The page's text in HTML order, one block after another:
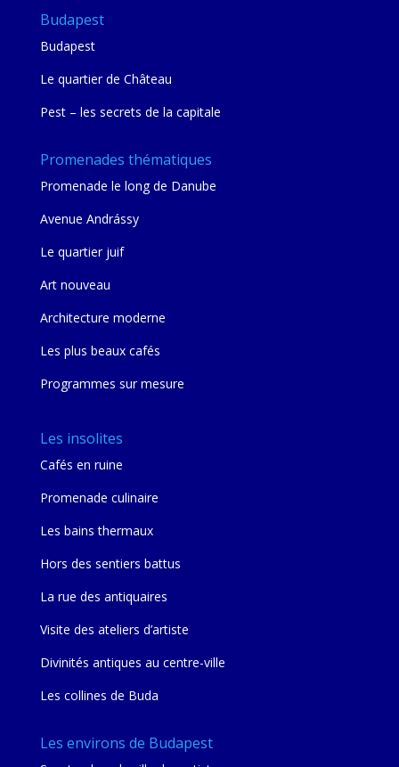
Budapest
Budapest
Le quartier de Château
Pest – les secrets de la capitale
Promenades thématiques
Promenade le long de Danube
Avenue Andrássy
Le quartier juif
Art nouveau
Architecture moderne
Les plus beaux cafés
Programmes sur mesure
Les insolites
Cafés en ruine
Promenade culinaire
Les bains thermaux
Hors des sentiers battus
La rue des antiquaires
Visite des ateliers d’artiste
Divinités antiques au centre-ville
Les collines de Buda
Les environs de Budapest